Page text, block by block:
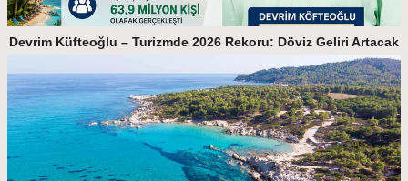
Devrim Küfteoğlu – Turizmde 2026 Rekoru: Döviz Geliri Artacak